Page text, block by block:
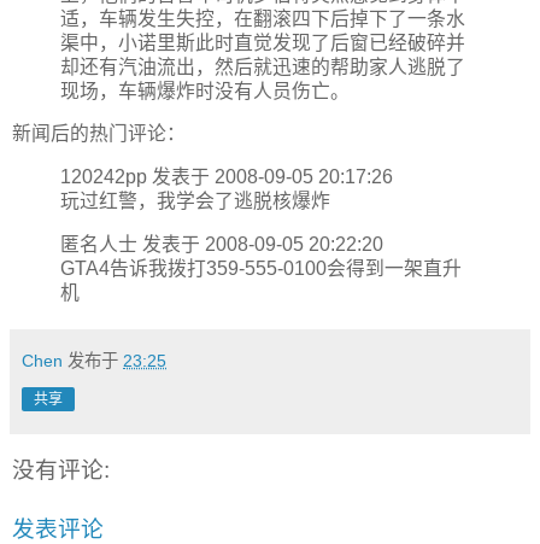
适，车辆发生失控，在翻滚四下后掉下了一条水
渠中，小诺里斯此时直觉发现了后窗已经破碎并
却还有汽油流出，然后就迅速的帮助家人逃脱了
现场，车辆爆炸时没有人员伤亡。
新闻后的热门评论：
120242pp 发表于 2008-09-05 20:17:26
玩过红警，我学会了逃脱核爆炸
匿名人士 发表于 2008-09-05 20:22:20
GTA4告诉我拨打359-555-0100会得到一架直升
机
Chen 发布于 23:25
共享
没有评论:
发表评论